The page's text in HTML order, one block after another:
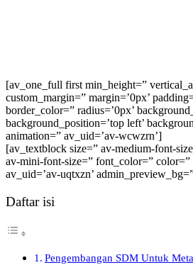
[av_one_full first min_height=”
custom_margin=” margin=’0px’
border_color=” radius=’0px’
background_position=’top left’
animation=” av_uid=’av-wcwzrn’]
[av_textblock size=” av-medium-font-
av-mini-font-size=” font_color=” color=”
av_uid=’av-uqtxzn’
Daftar isi
Pengembangan SDM Untuk